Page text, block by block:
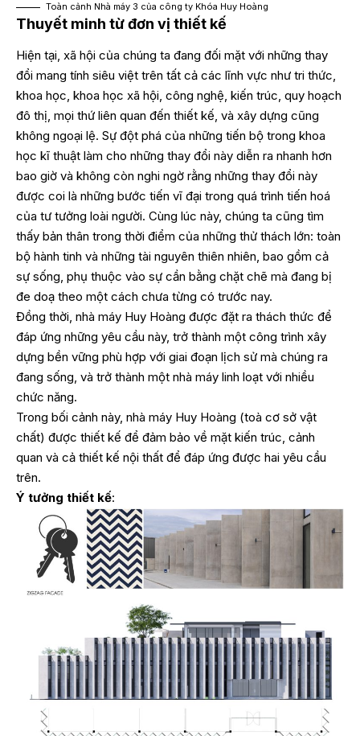
Toàn cảnh Nhà máy 3 của công ty Khóa Huy Hoàng
Thuyết minh từ đơn vị thiết kế
Hiện tại, xã hội của chúng ta đang đối mặt với những thay
đổi mang tính siêu việt trên tất cả các lĩnh vực như tri thức,
khoa học, khoa học xã hội, công nghệ, kiến trúc, quy hoạch
đô thị, mọi thứ liên quan đến thiết kế, và xây dựng cũng
không ngoại lệ. Sự đột phá của những tiến bộ trong khoa
học kĩ thuật làm cho những thay đổi này diễn ra nhanh hơn
bao giờ và không còn nghi ngờ rằng những thay đổi này
được coi là những bước tiến vĩ đại trong quá trình tiến hoá
của tư tưởng loài người. Cùng lúc này, chúng ta cũng tìm
thấy bản thân trong thời điểm của những thử thách lớn: toàn
bộ hành tinh và những tài nguyên thiên nhiên, bao gồm cả
sự sống, phụ thuộc vào sự cần bằng chặt chẽ mà đang bị
đe doạ theo một cách chưa từng có trước nay.
Đồng thời, nhà máy Huy Hoàng được đặt ra thách thức để
đáp ứng những yêu cầu này, trở thành một công trình xây
dựng bền vững phù hợp với giai đoạn lịch sử mà chúng ra
đang sống, và trở thành một nhà máy linh loạt với nhiều
chức năng.
Trong bối cảnh này, nhà máy Huy Hoàng (toà cơ sở vật
chất) được thiết kế để đảm bảo về mặt kiến trúc, cảnh
quan và cả thiết kế nội thất để đáp ứng được hai yêu cầu
trên.
Ý tưởng thiết kế: